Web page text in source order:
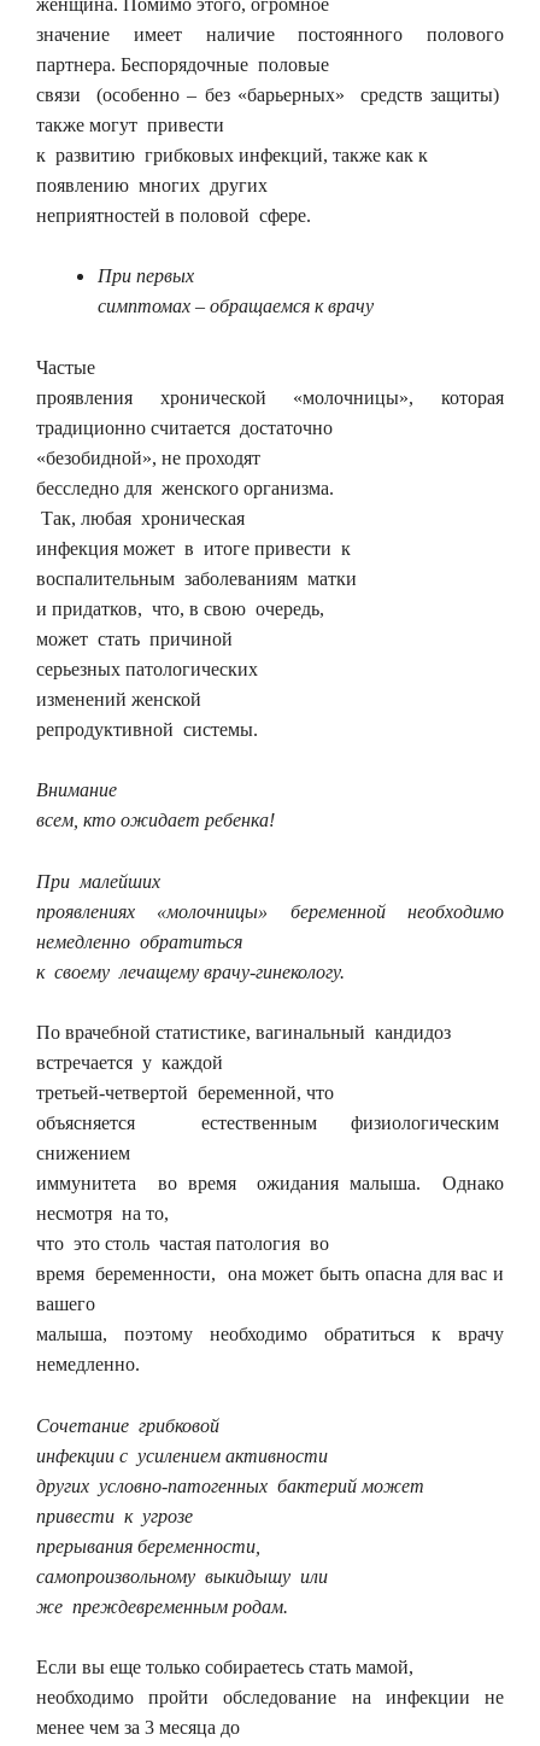
значение имеет наличие постоянного полового
партнера. Беспорядочные половые
связи (особенно – без «барьерных» средств защиты)
также могут привести
к развитию грибковых инфекций, также как к
появлению многих других
неприятностей в половой сфере.
При первых
симптомах – обращаемся к врачу
Частые
проявления хронической «молочницы», которая
традиционно считается достаточно
«безобидной», не проходят
бесследно для женского организма.
Так, любая хроническая
инфекция может в итоге привести к
воспалительным заболеваниям матки
и придатков, что, в свою очередь,
может стать причиной
серьезных патологических
изменений женской
репродуктивной системы.
Внимание
всем, кто ожидает ребенка!
При малейших
проявлениях «молочницы» беременной необходимо
немедленно обратиться
к своему лечащему врачу-гинекологу.
По врачебной статистике, вагинальный кандидоз
встречается у каждой
третьей-четвертой беременной, что
объясняется естественным физиологическим
снижением
иммунитета во время ожидания малыша. Однако
несмотря на то,
что это столь частая патология во
время беременности, она может быть опасна для вас и
вашего
малыша, поэтому необходимо обратиться к врачу
немедленно.
Сочетание грибковой
инфекции с усилением активности
других условно-патогенных бактерий может
привести к угрозе
прерывания беременности,
самопроизвольному выкидышу или
же преждевременным родам.
Если вы еще только собираетесь стать мамой,
необходимо пройти обследование на инфекции не
менее чем за 3 месяца до